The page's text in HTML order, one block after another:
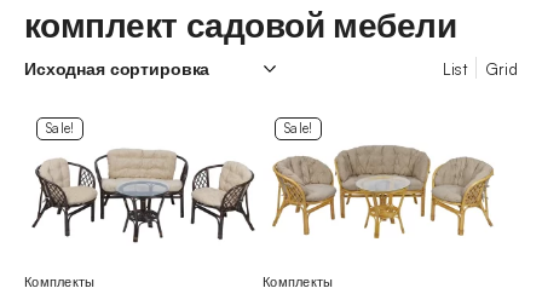
комплект садовой мебели
List Grid
Sale!
Комплекты
Sale!
Комплекты